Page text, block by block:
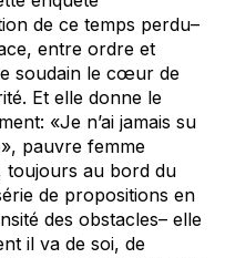
de ce temps perdu–
entre ordre et
soudain le cœur de
Et elle donne le
: «Je n’ai jamais su
pauvre femme
toujours au bord du
de propositions en
des obstacles– elle
il va de soi, de